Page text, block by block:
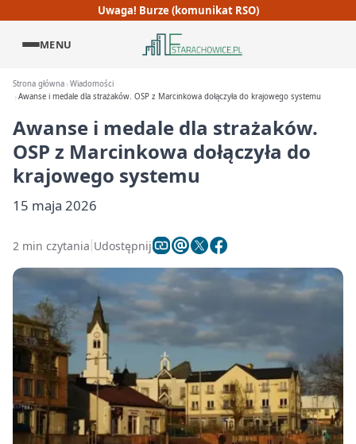
Uwaga! Burze (komunikat RSO)
MENU
Strona główna Wiadomości
Awanse i medale dla strażaków. OSP z Marcinkowa dołączyła do krajowego systemu
Awanse i medale dla strażaków.
OSP z Marcinkowa dołączyła do
krajowego systemu
15 maja 2026
2 min czytania Udostępnij